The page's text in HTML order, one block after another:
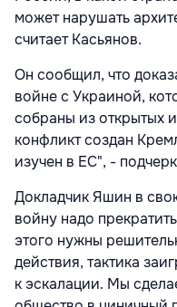
может нарушать
считает Касьянов.
Он сообщил, что
войне с Украиной,
собраны из открытых
конфликт создан
изучен в ЕС", -
Докладчик Яшин в
войну надо
этого нужны
действия, тактика
к эскалации. Мы